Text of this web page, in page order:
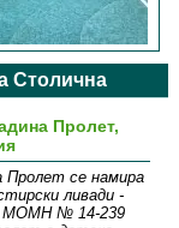
Столична
Пролет,
Пролет се намира
ливади -
МОМН № 14-239